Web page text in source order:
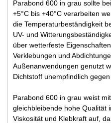
Parabond 600 in grau sollte
+5°C bis +40°C verarbeiten
die Temperaturbeständigkeit
UV- und
über wetterfeste
Verklebungen und
Außenanwendungen genutzt
Dichtstoff unempfindlich
Parabond 600 in grau weist
gleichbleibende hohe Qualität
Viskosität und Klebkraft auf,